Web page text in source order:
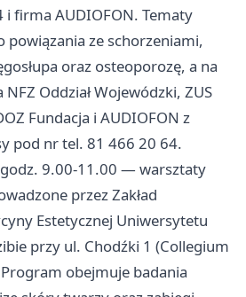
i firma AUDIOFON. Tematy
powiązania ze schorzeniami,
oraz osteoporozę, a na
Oddział Wojewódzki, ZUS
Fundacja i AUDIOFON z
pod nr tel. 81 466 20 64.
9.00-11.00 — warsztaty
przez Zakład
Estetycznej Uniwersytetu
przy ul. Chodźki 1 (Collegium
obejmuje badania